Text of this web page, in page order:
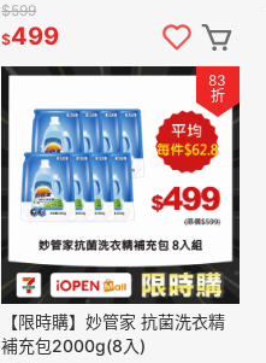
$599
$499
83
折
【限時購】妙管家 抗菌洗衣精
補充包2000g(8入)